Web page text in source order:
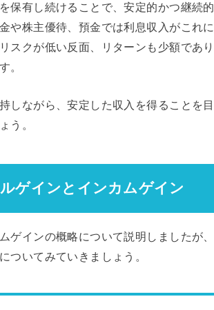
保有し続けることで、安定的かつ継続
や株主優待、預金では利息収入がこれ
スクが低い反面、リターンも少額であ
。
しながら、安定した収入を得ることを
う。
ゲインとインカムゲイン
ゲインの概略について説明しましたが
ついてみていきましょう。